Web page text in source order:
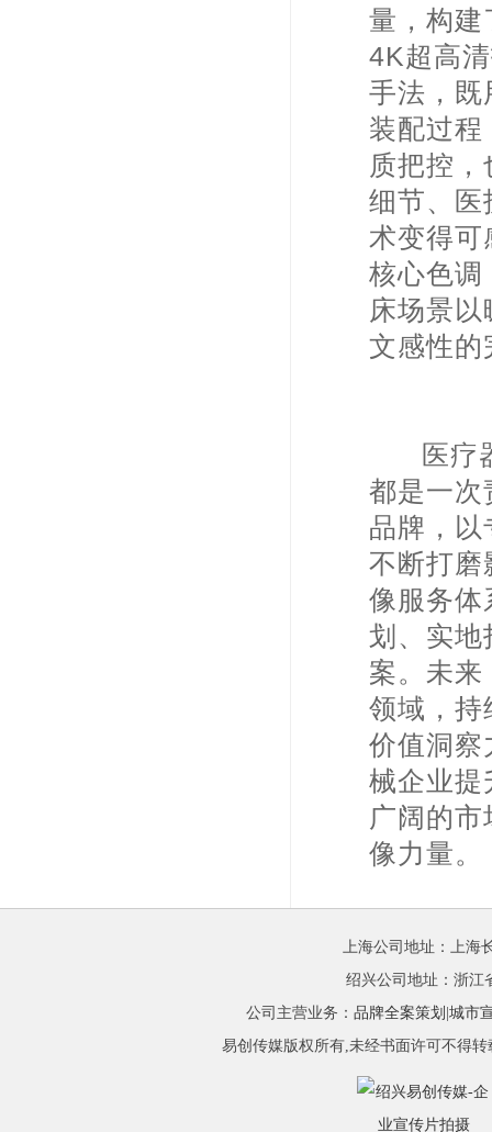
量，构建
4K超高
手法，既
装配过
质把控
细节、医
术变得可
核心色调
床场景
文感性的
医疗器
都是一次
品牌，以
不断打磨
像服务体
划、实地
案。未
领域，持
价值洞察
械企业提
广阔的
像力量。
上海公司地址：上海
绍兴公司地址：浙江
公司主营业务： 品牌全案策划 城市
易创传媒版权所有,未经书面许可不得转